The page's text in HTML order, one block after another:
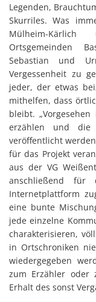
Legenden,
Skurriles. Was
Mülheim-
Ortsgemeinden
Sebastian und
Vergessenheit zu
jeder, der etwas
mithelfen, dass
bleibt.
erzählen und die
veröffentlicht
für das Projekt
aus der VG
anschließend für
Internetplattform
eine bunte
jede einzelne
charakterisieren,
in Ortschroniken
wiedergegeben
zum Erzähler oder
Erhalt des sonst